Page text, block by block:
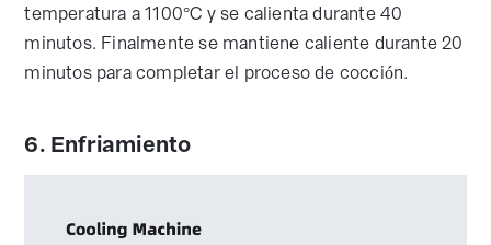
temperatura a 1100°C y se calienta durante 40
minutos. Finalmente se mantiene caliente durante 20
minutos para completar el proceso de cocción.
6. Enfriamiento